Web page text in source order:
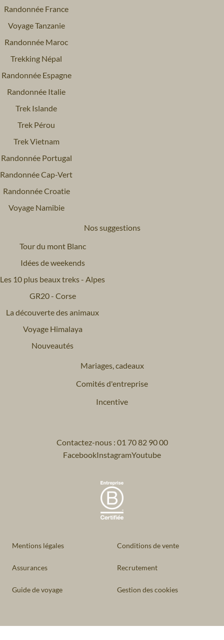
Randonnée France
Voyage Tanzanie
Randonnée Maroc
Trekking Népal
Randonnée Espagne
Randonnée Italie
Trek Islande
Trek Pérou
Trek Vietnam
Randonnée Portugal
Randonnée Cap-Vert
Randonnée Croatie
Voyage Namibie
Nos suggestions
Tour du mont Blanc
Idées de weekends
Les 10 plus beaux treks - Alpes
GR20 - Corse
La découverte des animaux
Voyage Himalaya
Nouveautés
Mariages, cadeaux
Comités d'entreprise
Incentive
Contactez-nous : 01 70 82 90 00
FacebookInstagramYoutube
Mentions légales Conditions de vente
Assurances Recrutement
Guide de voyage Gestion des cookies